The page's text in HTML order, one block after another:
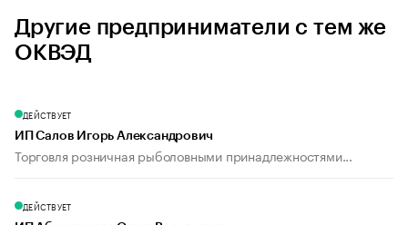
Другие предприниматели с тем же
ОКВЭД
ДЕЙСТВУЕТ
ИП Салов Игорь Александрович
Торговля розничная рыболовными принадлежностями...
ДЕЙСТВУЕТ